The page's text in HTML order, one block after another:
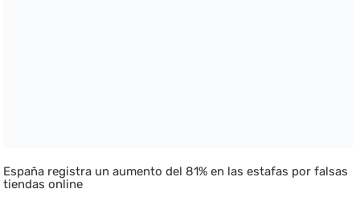
España registra un aumento del 81% en las estafas por falsas
tiendas online